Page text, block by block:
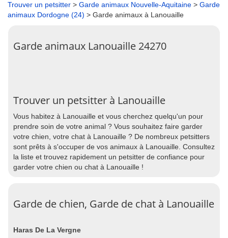
Trouver un petsitter > Garde animaux Nouvelle-Aquitaine > Garde
animaux Dordogne (24) > Garde animaux à Lanouaille
Garde animaux Lanouaille 24270
Trouver un petsitter à Lanouaille
Vous habitez à Lanouaille et vous cherchez quelqu'un pour
prendre soin de votre animal ? Vous souhaitez faire garder
votre chien, votre chat à Lanouaille ? De nombreux petsitters
sont prêts à s'occuper de vos animaux à Lanouaille. Consultez
la liste et trouvez rapidement un petsitter de confiance pour
garder votre chien ou chat à Lanouaille !
Garde de chien, Garde de chat à Lanouaille
Haras De La Vergne